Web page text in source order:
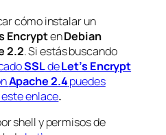
cómo instalar un
EncryptenDebian
2.2. Si estás buscando
SSLdeLet’s Encrypt
Apache 2.4puedes
enlace.
shell y permisos de